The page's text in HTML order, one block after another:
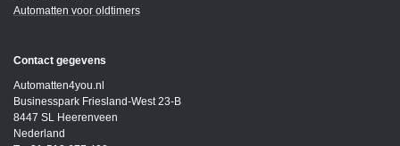
Automatten voor oldtimers
Contact gegevens
Automatten4you.nl
Businesspark Friesland-West 23-B
8447 SL Heerenveen
Nederland